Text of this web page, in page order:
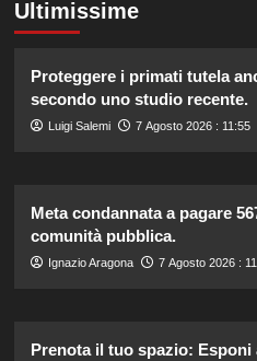
Ultimissime
Proteggere i primati tutela
secondo uno studio recente.
Luigi Salemi 7 Agosto 2026 : 11:55
Meta condannata a pagare
comunità pubblica.
Ignazio Aragona 7 Agosto 2026 :
Prenota il tuo spazio: